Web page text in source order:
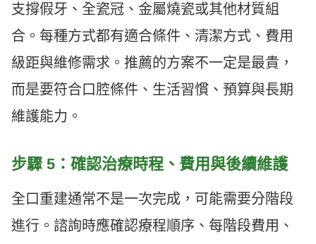
支撐假牙、全瓷冠、金屬燒瓷或其他材質組
合。每種方式都有適合條件、清潔方式、費用
級距與維修需求。推薦的方案不一定是最貴，
而是要符合口腔條件、生活習慣、預算與長期
維護能力。
步驟 5：確認治療時程、費用與後續維護
全口重建通常不是一次完成，可能需要分階段
進行。諮詢時應確認療程順序、每階段費用、